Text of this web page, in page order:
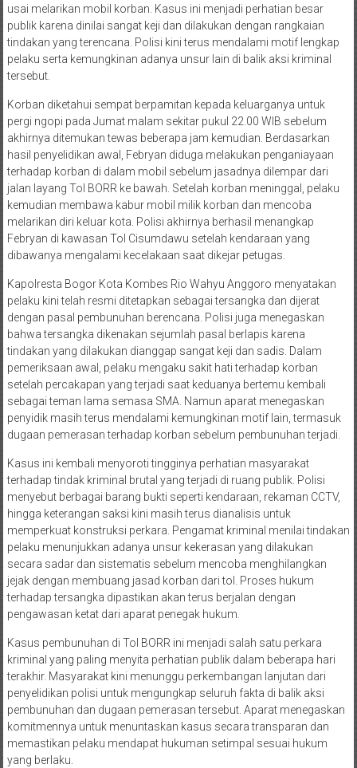
usai melarikan mobil korban. Kasus ini menjadi perhatian besar
publik karena dinilai sangat keji dan dilakukan dengan rangkaian
tindakan yang terencana. Polisi kini terus mendalami motif lengkap
pelaku serta kemungkinan adanya unsur lain di balik aksi kriminal
tersebut.
Korban diketahui sempat berpamitan kepada keluarganya untuk
pergi ngopi pada Jumat malam sekitar pukul 22.00 WIB sebelum
akhirnya ditemukan tewas beberapa jam kemudian. Berdasarkan
hasil penyelidikan awal, Febryan diduga melakukan penganiayaan
terhadap korban di dalam mobil sebelum jasadnya dilempar dari
jalan layang Tol BORR ke bawah. Setelah korban meninggal, pelaku
kemudian membawa kabur mobil milik korban dan mencoba
melarikan diri keluar kota. Polisi akhirnya berhasil menangkap
Febryan di kawasan Tol Cisumdawu setelah kendaraan yang
dibawanya mengalami kecelakaan saat dikejar petugas.
Kapolresta Bogor Kota Kombes Rio Wahyu Anggoro menyatakan
pelaku kini telah resmi ditetapkan sebagai tersangka dan dijerat
dengan pasal pembunuhan berencana. Polisi juga menegaskan
bahwa tersangka dikenakan sejumlah pasal berlapis karena
tindakan yang dilakukan dianggap sangat keji dan sadis. Dalam
pemeriksaan awal, pelaku mengaku sakit hati terhadap korban
setelah percakapan yang terjadi saat keduanya bertemu kembali
sebagai teman lama semasa SMA. Namun aparat menegaskan
penyidik masih terus mendalami kemungkinan motif lain, termasuk
dugaan pemerasan terhadap korban sebelum pembunuhan terjadi.
Kasus ini kembali menyoroti tingginya perhatian masyarakat
terhadap tindak kriminal brutal yang terjadi di ruang publik. Polisi
menyebut berbagai barang bukti seperti kendaraan, rekaman CCTV,
hingga keterangan saksi kini masih terus dianalisis untuk
memperkuat konstruksi perkara. Pengamat kriminal menilai tindakan
pelaku menunjukkan adanya unsur kekerasan yang dilakukan
secara sadar dan sistematis sebelum mencoba menghilangkan
jejak dengan membuang jasad korban dari tol. Proses hukum
terhadap tersangka dipastikan akan terus berjalan dengan
pengawasan ketat dari aparat penegak hukum.
Kasus pembunuhan di Tol BORR ini menjadi salah satu perkara
kriminal yang paling menyita perhatian publik dalam beberapa hari
terakhir. Masyarakat kini menunggu perkembangan lanjutan dari
penyelidikan polisi untuk mengungkap seluruh fakta di balik aksi
pembunuhan dan dugaan pemerasan tersebut. Aparat menegaskan
komitmennya untuk menuntaskan kasus secara transparan dan
memastikan pelaku mendapat hukuman setimpal sesuai hukum
yang berlaku.